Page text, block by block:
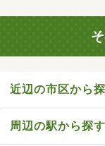
近辺の市区から
周辺の駅から探す